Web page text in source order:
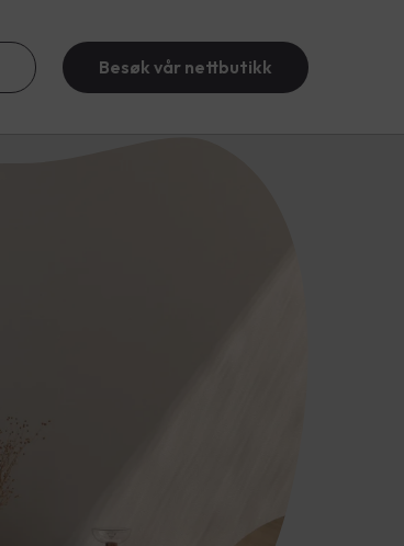
Besøk vår nettbutikk